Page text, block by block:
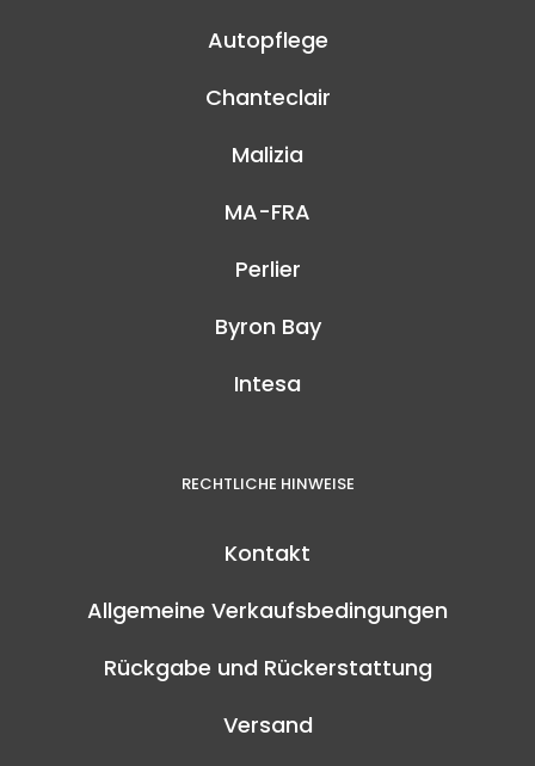
Autopflege
Chanteclair
Malizia
MA-FRA
Perlier
Byron Bay
Intesa
RECHTLICHE HINWEISE
Kontakt
Allgemeine Verkaufsbedingungen
Rückgabe und Rückerstattung
Versand